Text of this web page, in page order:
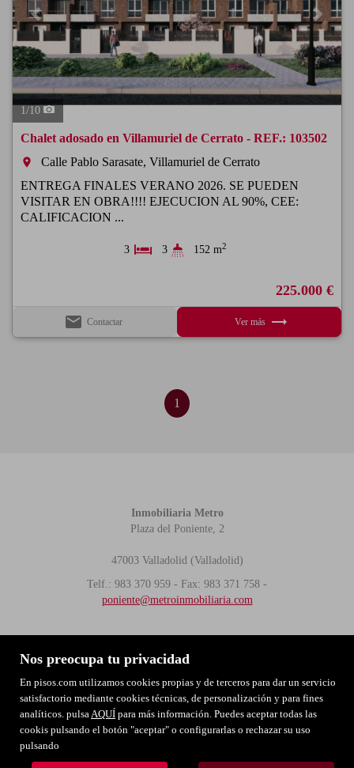
Nos preocupa tu privacidad
En pisos.com utilizamos cookies propias y de terceros para dar un servicio
satisfactorio mediante cookies técnicas, de personalización y para fines
analíticos. pulsaAQUÍ para más información. Puedes aceptar todas las
cookis pulsando el botón "aceptar" o configurarlas o rechazar su uso
pulsando
1/10
Chalet adosado en Villamuriel de Cerrato - REF.: 103502
room
Calle Pablo Sarasate, Villamuriel de Cerrato
ENTREGA FINALES VERANO 2026. SE PUEDEN
VISITAR EN OBRA!!!! EJECUCION AL 90%, CEE:
CALIFICACION ...
3 3 152 m2
225.000 €
email Contactar Ver más trending_flat
1
Inmobiliaria Metro
Plaza del Poniente, 2
47003 Valladolid (Valladolid)
Telf.: 983 370 959 - Fax: 983 371 758 -
poniente@metroinmobiliaria.com
POLITICA DE PRIVACIDAD